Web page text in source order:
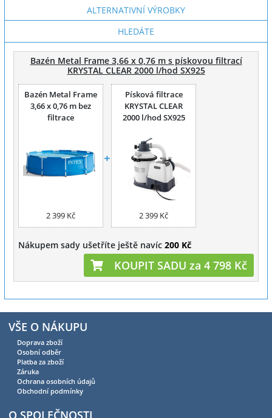
ALTERNATIVNÍ VÝROBKY
HLEDÁTE
Bazén Metal Frame 3,66 x 0,76 m s pískovou filtrací
KRYSTAL CLEAR 2000 l/hod SX925
Bazén Metal Frame
3,66 x 0,76 m bez
filtrace
2 399 Kč
Písková filtrace
KRYSTAL CLEAR
2000 l/hod SX925
2 399 Kč
Nákupem sady ušetříte ještě navíc 200 Kč
KOUPIT SADU za 4 798 Kč
VŠE O NÁKUPU
Doprava zboží
Osobní odběr
Platba za zboží
Záruka
Ochrana osobních údajů
Obchodní podmínky
O SPOLEČNOSTI